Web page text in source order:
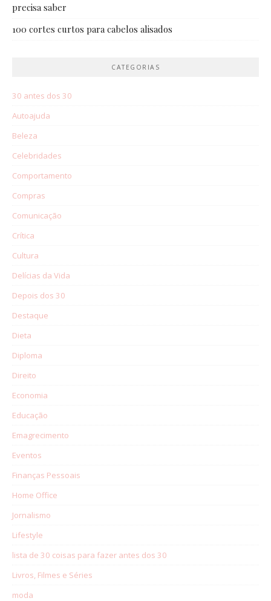
precisa saber
100 cortes curtos para cabelos alisados
CATEGORIAS
30 antes dos 30
Autoajuda
Beleza
Celebridades
Comportamento
Compras
Comunicação
Crítica
Cultura
Delícias da Vida
Depois dos 30
Destaque
Dieta
Diploma
Direito
Economia
Educação
Emagrecimento
Eventos
Finanças Pessoais
Home Office
Jornalismo
Lifestyle
lista de 30 coisas para fazer antes dos 30
Livros, Filmes e Séries
moda